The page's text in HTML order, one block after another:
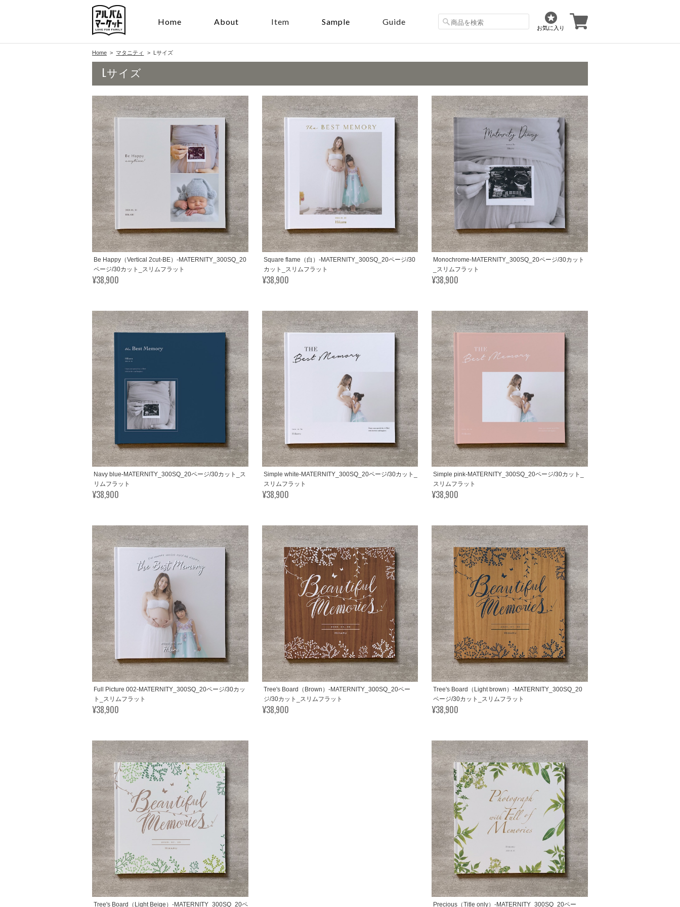
Home About Item Sample Guide
お気に入り
Home マタニティ Lサイズ
Lサイズ
Be Happy（Vertical 2cut-BE）-MATERNITY_300SQ_20
ページ/30カット_スリムフラット
¥38,900
Square flame（白）-MATERNITY_300SQ_20ページ/30
カット_スリムフラット
¥38,900
Monochrome-MATERNITY_300SQ_20ページ/30カット
_スリムフラット
¥38,900
Navy blue-MATERNITY_300SQ_20ページ/30カット_ス
リムフラット
¥38,900
Simple white-MATERNITY_300SQ_20ページ/30カット_
スリムフラット
¥38,900
Simple pink-MATERNITY_300SQ_20ページ/30カット_
スリムフラット
¥38,900
Full Picture 002-MATERNITY_300SQ_20ページ/30カッ
ト_スリムフラット
¥38,900
Tree's Board（Brown）-MATERNITY_300SQ_20ペー
ジ/30カット_スリムフラット
¥38,900
Tree's Board（Light brown）-MATERNITY_300SQ_20
ページ/30カット_スリムフラット
¥38,900
Tree's Board（Light Beige）-MATERNITY_300SQ_20ペ Precious（Title only）-MATERNITY_300SQ_20ペー